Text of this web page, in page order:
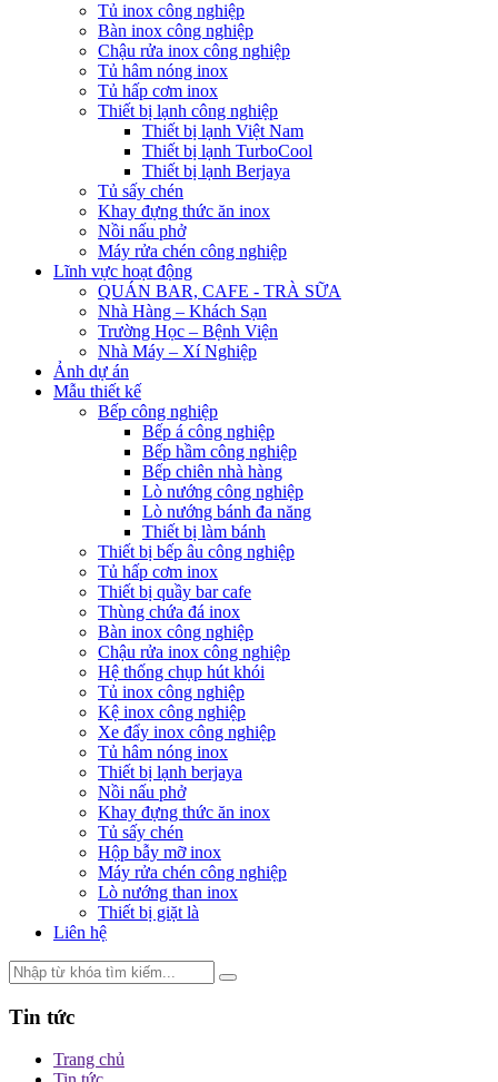
Tủ inox công nghiệp
Bàn inox công nghiệp
Chậu rửa inox công nghiệp
Tủ hâm nóng inox
Tủ hấp cơm inox
Thiết bị lạnh công nghiệp
Thiết bị lạnh Việt Nam
Thiết bị lạnh TurboCool
Thiết bị lạnh Berjaya
Tủ sấy chén
Khay đựng thức ăn inox
Nồi nấu phở
Máy rửa chén công nghiệp
Lĩnh vực hoạt động
QUÁN BAR, CAFE - TRÀ SỮA
Nhà Hàng – Khách Sạn
Trường Học – Bệnh Viện
Nhà Máy – Xí Nghiệp
Ảnh dự án
Mẫu thiết kế
Bếp công nghiệp
Bếp á công nghiệp
Bếp hầm công nghiệp
Bếp chiên nhà hàng
Lò nướng công nghiệp
Lò nướng bánh đa năng
Thiết bị làm bánh
Thiết bị bếp âu công nghiệp
Tủ hấp cơm inox
Thiết bị quầy bar cafe
Thùng chứa đá inox
Bàn inox công nghiệp
Chậu rửa inox công nghiệp
Hệ thống chụp hút khói
Tủ inox công nghiệp
Kệ inox công nghiệp
Xe đẩy inox công nghiệp
Tủ hâm nóng inox
Thiết bị lạnh berjaya
Nồi nấu phở
Khay đựng thức ăn inox
Tủ sấy chén
Hộp bẫy mỡ inox
Máy rửa chén công nghiệp
Lò nướng than inox
Thiết bị giặt là
Liên hệ
Tin tức
Trang chủ